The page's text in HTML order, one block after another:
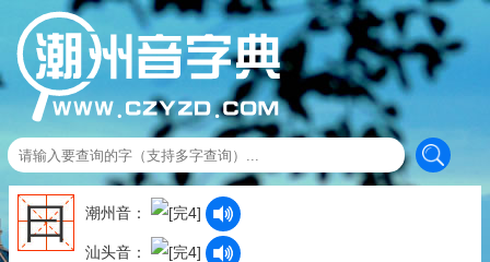
曰 潮州音：
汕头音：